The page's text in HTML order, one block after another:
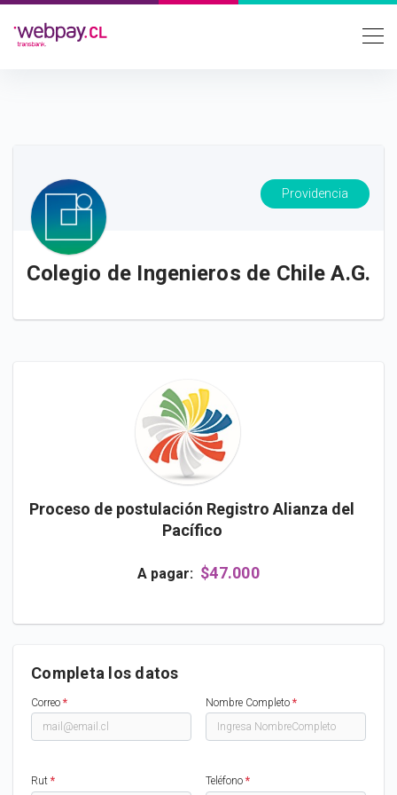
Providencia
Colegio de Ingenieros de Chile A.G.
Proceso de postulación Registro Alianza del
Pacífico
A pagar: $47.000
Completa los datos
Correo * Nombre Completo *
Rut * Teléfono *